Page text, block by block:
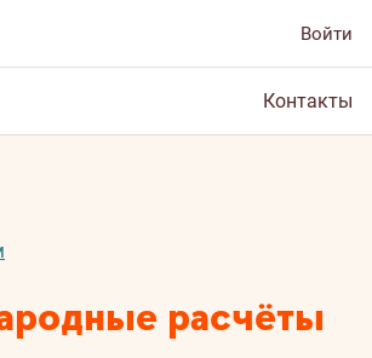
Войти
Контакты
расчёты